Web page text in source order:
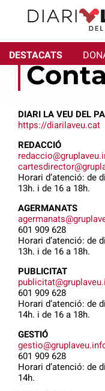
DESTACATS
DIARI LA VEU DEL
https://diarilaveu.cat
REDACCIÓ
Horari d’atenció: de
13h. i de 16 a 18h.
AGERMANATS
601 909 628
Horari d’atenció: de
13h. i de 16 a 18h.
PUBLICITAT
601 909 628
Horari d’atenció: de
14h. i de 16 a 18h.
GESTIÓ
601 909 628
Horari d’atenció: de
14h.